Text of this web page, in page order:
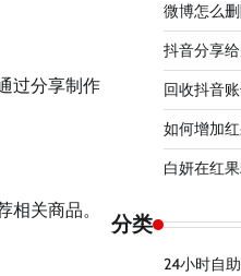
过分享制作
关商品。
微博怎么
抖音分享
回收抖音
如何增加
白妍在红
分类
24小时自